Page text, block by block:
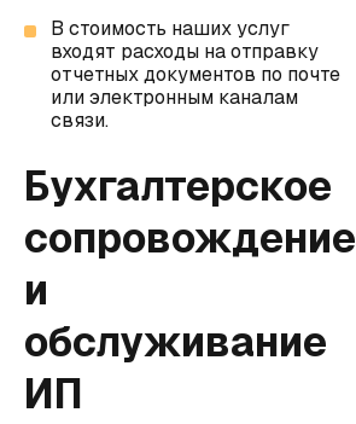
В стоимость наших услуг
входят расходы на отправку
отчетных документов по почте
или электронным каналам
связи.
Бухгалтерское
сопровождение
и
обслуживание
ИП